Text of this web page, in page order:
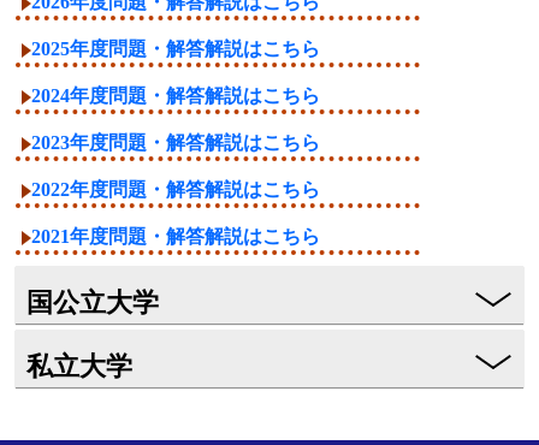
2025年度問題・解答解説はこちら
2024年度問題・解答解説はこちら
2023年度問題・解答解説はこちら
2022年度問題・解答解説はこちら
2021年度問題・解答解説はこちら
国公立大学
私立大学